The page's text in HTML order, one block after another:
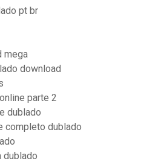
pt br
mega
download
parte 2
dublado
completo dublado
dublado